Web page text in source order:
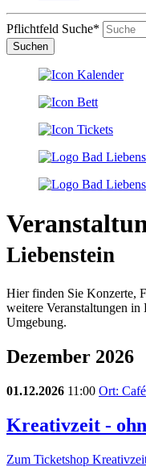
Pflichtfeld Suche*
Suchen
Liebenstein
Hier finden Sie Konzerte,
weitere Veranstaltungen in
Umgebung.
Dezember 2026
01.12.2026 11:00 Ort:
Kreativzeit -
Zum Ticketshop